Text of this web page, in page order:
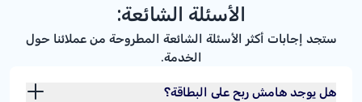
الأسئلة الشائعة:
ستجد إجابات أكثر الأسئلة الشائعة المطروحة من عملائنا حول
الخدمة.
هل يوجد هامش ربح على البطاقة؟